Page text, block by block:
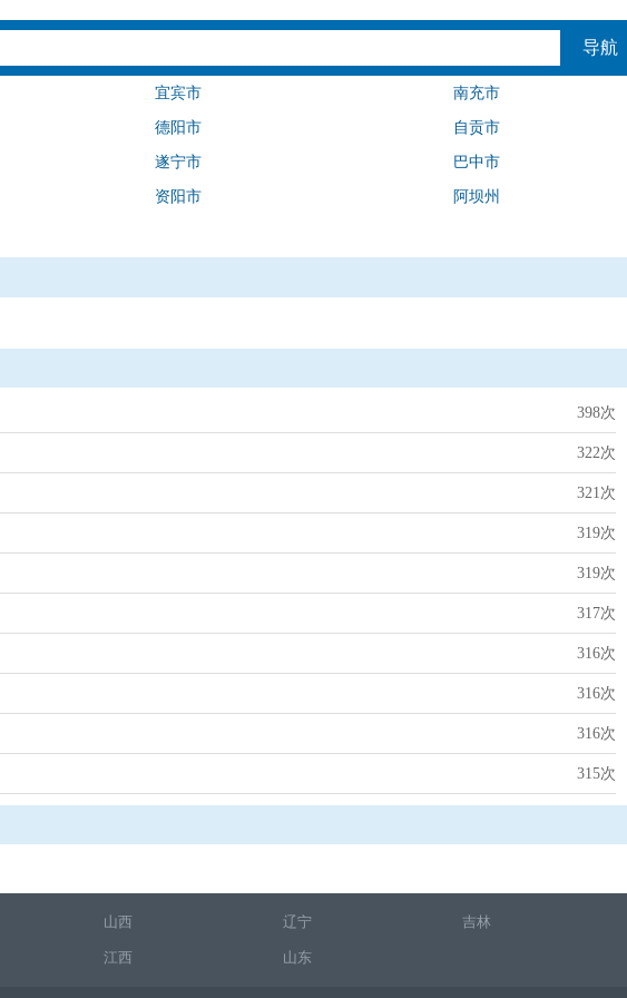
导航
宜宾市 南充市
德阳市 自贡市
遂宁市 巴中市
资阳市 阿坝州
398次
322次
321次
319次
319次
317次
316次
316次
316次
315次
山西 辽宁 吉林
江西 山东